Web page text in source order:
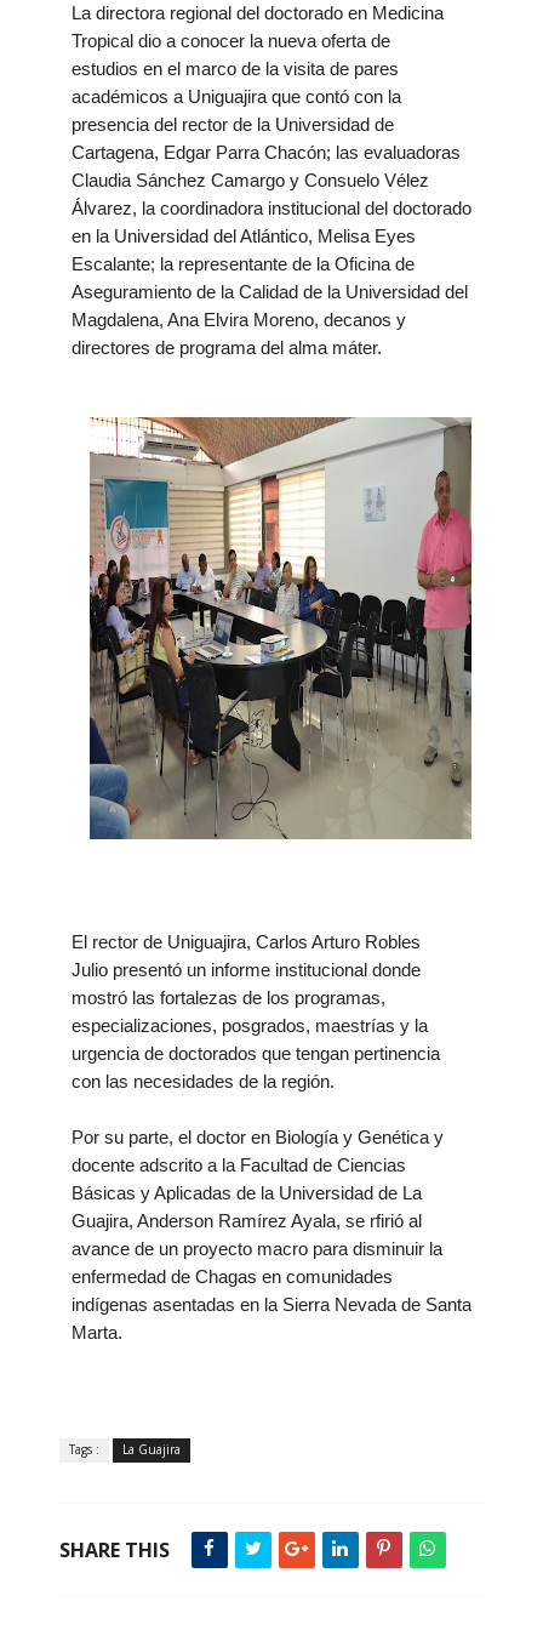
La directora regional del doctorado en Medicina
Tropical dio a conocer la nueva oferta de
estudios en el marco de la visita de pares
académicos a Uniguajira que contó con la
presencia del rector de la Universidad de
Cartagena, Edgar Parra Chacón; las evaluadoras
Claudia Sánchez Camargo y Consuelo Vélez
Álvarez, la coordinadora institucional del doctorado
en la Universidad del Atlántico, Melisa Eyes
Escalante; la representante de la Oficina de
Aseguramiento de la Calidad de la Universidad del
Magdalena, Ana Elvira Moreno, decanos y
directores de programa del alma máter.
El rector de Uniguajira, Carlos Arturo Robles
Julio presentó un informe institucional donde
mostró las fortalezas de los programas,
especializaciones, posgrados, maestrías y la
urgencia de doctorados que tengan pertinencia
con las necesidades de la región.
Por su parte, el doctor en Biología y Genética y
docente adscrito a la Facultad de Ciencias
Básicas y Aplicadas de la Universidad de La
Guajira, Anderson Ramírez Ayala, se rfirió al
avance de un proyecto macro para disminuir la
enfermedad de Chagas en comunidades
indígenas asentadas en la Sierra Nevada de Santa
Marta.
Tags : La Guajira
SHARE THIS